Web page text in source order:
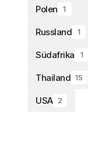
Polen 1
Russland 1
Südafrika 1
Thailand 15
USA 2